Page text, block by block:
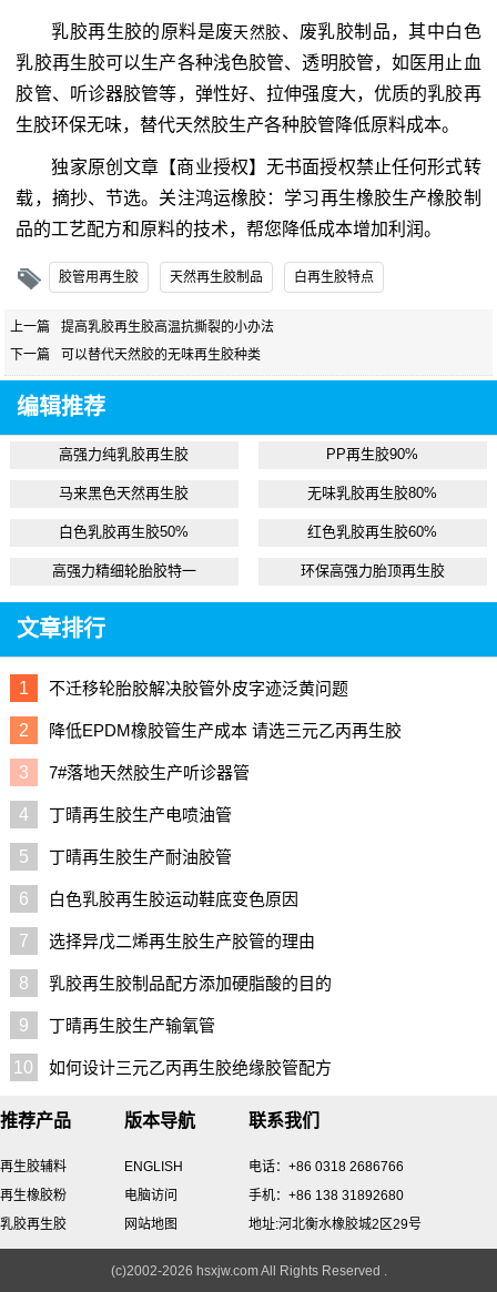
乳胶再生胶的原料是废天然胶、废乳胶制品，其中白色
乳胶再生胶可以生产各种浅色胶管、透明胶管，如医用止血
胶管、听诊器胶管等，弹性好、拉伸强度大，优质的乳胶再
生胶环保无味，替代天然胶生产各种胶管降低原料成本。
独家原创文章【商业授权】无书面授权禁止任何形式转
载，摘抄、节选。关注鸿运橡胶：学习再生橡胶生产橡胶制
品的工艺配方和原料的技术，帮您降低成本增加利润。
胶管用再生胶 天然再生胶制品 白再生胶特点
上一篇
提高乳胶再生胶高温抗撕裂的小办法
下一篇
可以替代天然胶的无味再生胶种类
编辑推荐
高强力纯乳胶再生胶 PP再生胶90%
马来黑色天然再生胶 无味乳胶再生胶80%
白色乳胶再生胶50% 红色乳胶再生胶60%
高强力精细轮胎胶特一 环保高强力胎顶再生胶
文章排行
1 不迁移轮胎胶解决胶管外皮字迹泛黄问题
2 降低EPDM橡胶管生产成本 请选三元乙丙再生胶
3 7#落地天然胶生产听诊器管
4 丁晴再生胶生产电喷油管
5 丁晴再生胶生产耐油胶管
6 白色乳胶再生胶运动鞋底变色原因
7 选择异戊二烯再生胶生产胶管的理由
8 乳胶再生胶制品配方添加硬脂酸的目的
9 丁晴再生胶生产输氧管
10 如何设计三元乙丙再生胶绝缘胶管配方
推荐产品
再生胶辅料
再生橡胶粉
乳胶再生胶
版本导航
ENGLISH
电脑访问
网站地图
联系我们
电话：+86 0318 2686766
手机：+86 138 31892680
地址:河北衡水橡胶城2区29号
(c)2002-2026 hsxjw.com All Rights Reserved .